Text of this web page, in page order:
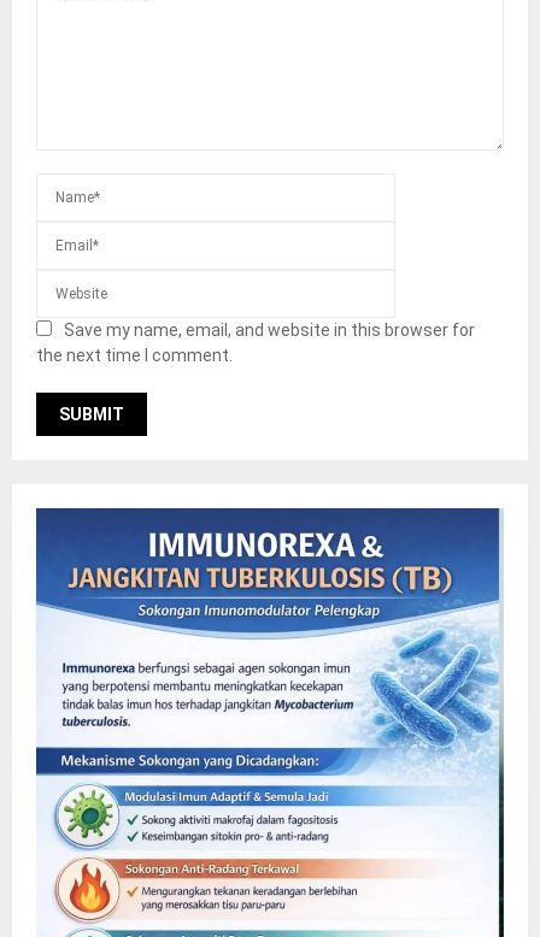
Save my name, email, and website in this browser for
the next time I comment.